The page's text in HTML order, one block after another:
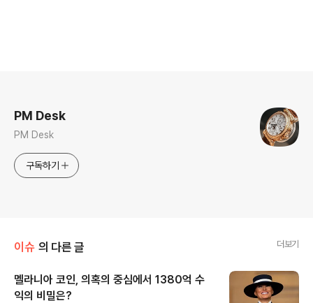
PM Desk
PM Desk
구독하기
이슈 의 다른 글 더보기
멜라니아 코인, 의혹의 중심에서 1380억 수
익의 비밀은?